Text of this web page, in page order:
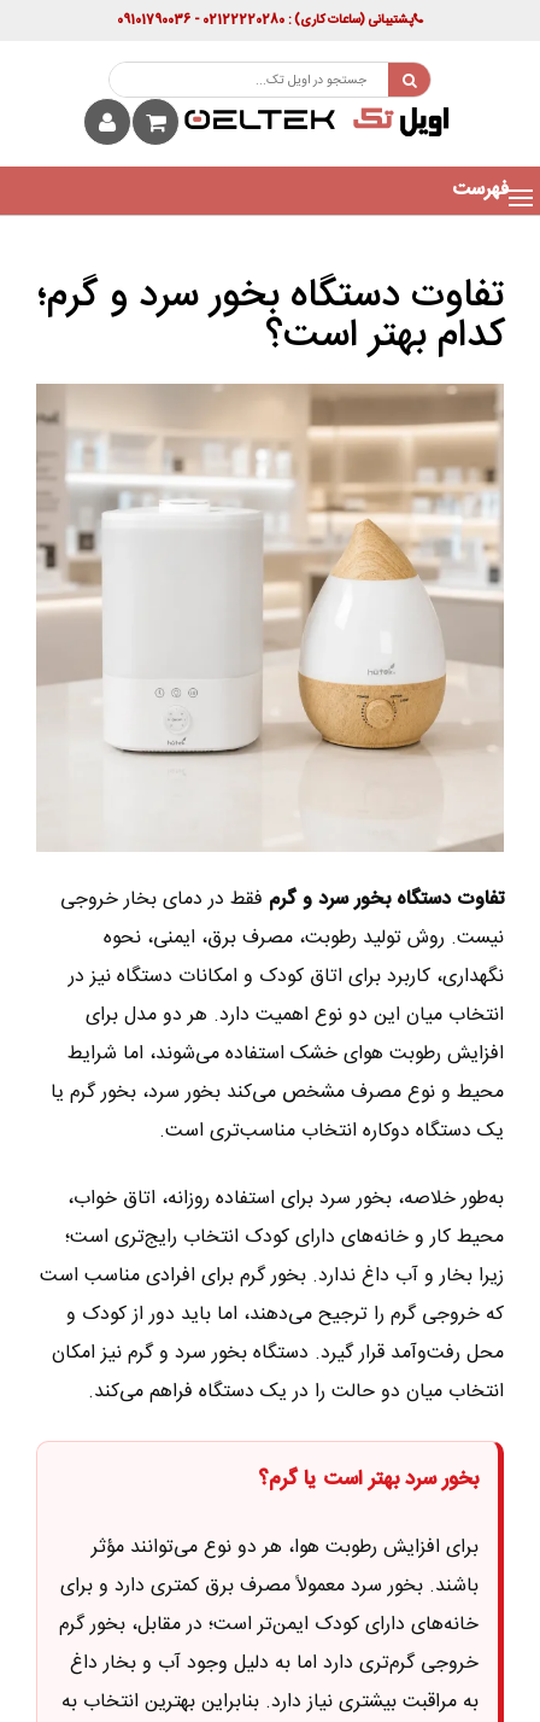
پشتیبانی(ساعات کاری): 02122220280 - 09101790036
فهرست
تفاوت دستگاه بخور سرد و گرم؛
کدام بهتر است؟
تفاوت دستگاه بخور سرد و گرم فقط در دمای بخار خروجی
نیست. روش تولید رطوبت، مصرف برق، ایمنی، نحوه
نگهداری، کاربرد برای اتاق کودک و امکانات دستگاه نیز در
انتخاب میان این دو نوع اهمیت دارد. هر دو مدل برای
افزایش رطوبت هوای خشک استفاده می‌شوند، اما شرایط
محیط و نوع مصرف مشخص می‌کند بخور سرد، بخور گرم یا
یک دستگاه دوکاره انتخاب مناسب‌تری است.
به‌طور خلاصه، بخور سرد برای استفاده روزانه، اتاق خواب،
محیط کار و خانه‌های دارای کودک انتخاب رایج‌تری است؛
زیرا بخار و آب داغ ندارد. بخور گرم برای افرادی مناسب است
که خروجی گرم را ترجیح می‌دهند، اما باید دور از کودک و
محل رفت‌وآمد قرار گیرد. دستگاه بخور سرد و گرم نیز امکان
انتخاب میان دو حالت را در یک دستگاه فراهم می‌کند.
بخور سرد بهتر است یا گرم؟
برای افزایش رطوبت هوا، هر دو نوع می‌توانند مؤثر
باشند. بخور سرد معمولاً مصرف برق کمتری دارد و برای
خانه‌های دارای کودک ایمن‌تر است؛ در مقابل، بخور گرم
خروجی گرم‌تری دارد اما به دلیل وجود آب و بخار داغ
به مراقبت بیشتری نیاز دارد. بنابراین بهترین انتخاب به